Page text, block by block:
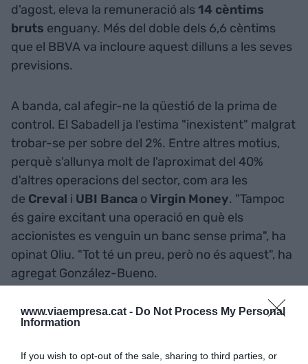
www.viaempresa.cat - Do Not Process My Personal
Information
If you wish to opt-out of the sale, sharing to third parties, or
d'agost, eleva la remuneració als14 cèntims
bruts enguany. Més del doble dels 6,6 cèntims
que el BBVA va incloure aquest dilluns a les seves
previsions.
A banda, cal afegir-ne la qüestió de la prima de
control. El Sabadell ja l'estima "inexistent" malgrat
trobar-se per sobre del 2%. Entre altres motius,
perquè s'allunya molt de l'aproximat del 40%
d'altres operacions del sector, com ara les
de Creval i UBI Banca o Virgin Money. "Tampoc
és gaire excitant una operació en què els
accionistes es venguin un banc sense prima", ha
opinat Oliu. "Tot té un preu, però no és aquest", ha
agregat González-Bueno.
La segona OPA ja entra en